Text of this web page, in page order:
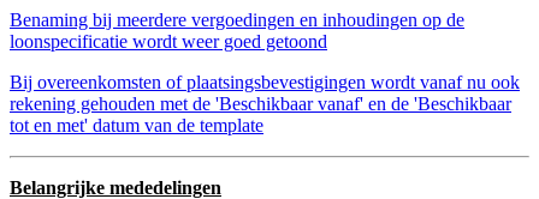
Benaming bij meerdere vergoedingen en inhoudingen op de
loonspecificatie wordt weer goed getoond
Bij overeenkomsten of plaatsingsbevestigingen wordt vanaf nu ook
rekening gehouden met de 'Beschikbaar vanaf' en de 'Beschikbaar
tot en met' datum van de template
Belangrijke mededelingen